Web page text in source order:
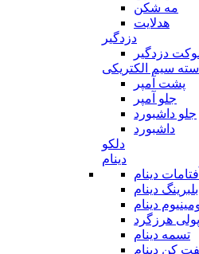
مه شکن
هدلایت
دزدگیر
دزدگیر
سیم الکتریکی
پشت آمپر
جلو آمپر
جلو داشبورد
داشبورد
دلکو
دینام
آفتامات دینام
بلبرینگ دینام
دینام
پولی هرزگرد
تسمه دینام
کن دینام